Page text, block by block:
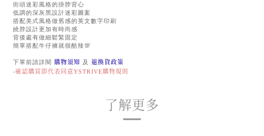
街頭迷彩風格的掛脖背心
低調的深灰黑設計迷彩圖案
搭配美式風格做舊感的英文數字印刷
繞脖設計更加有時尚感
背後處有做細鬆緊固定
簡單搭配牛仔褲就很酷辣💯
下單前請詳閱 購物須知 及 退換貨政策
-確認購買即代表同意YSTRIVE購物規則
了解更多